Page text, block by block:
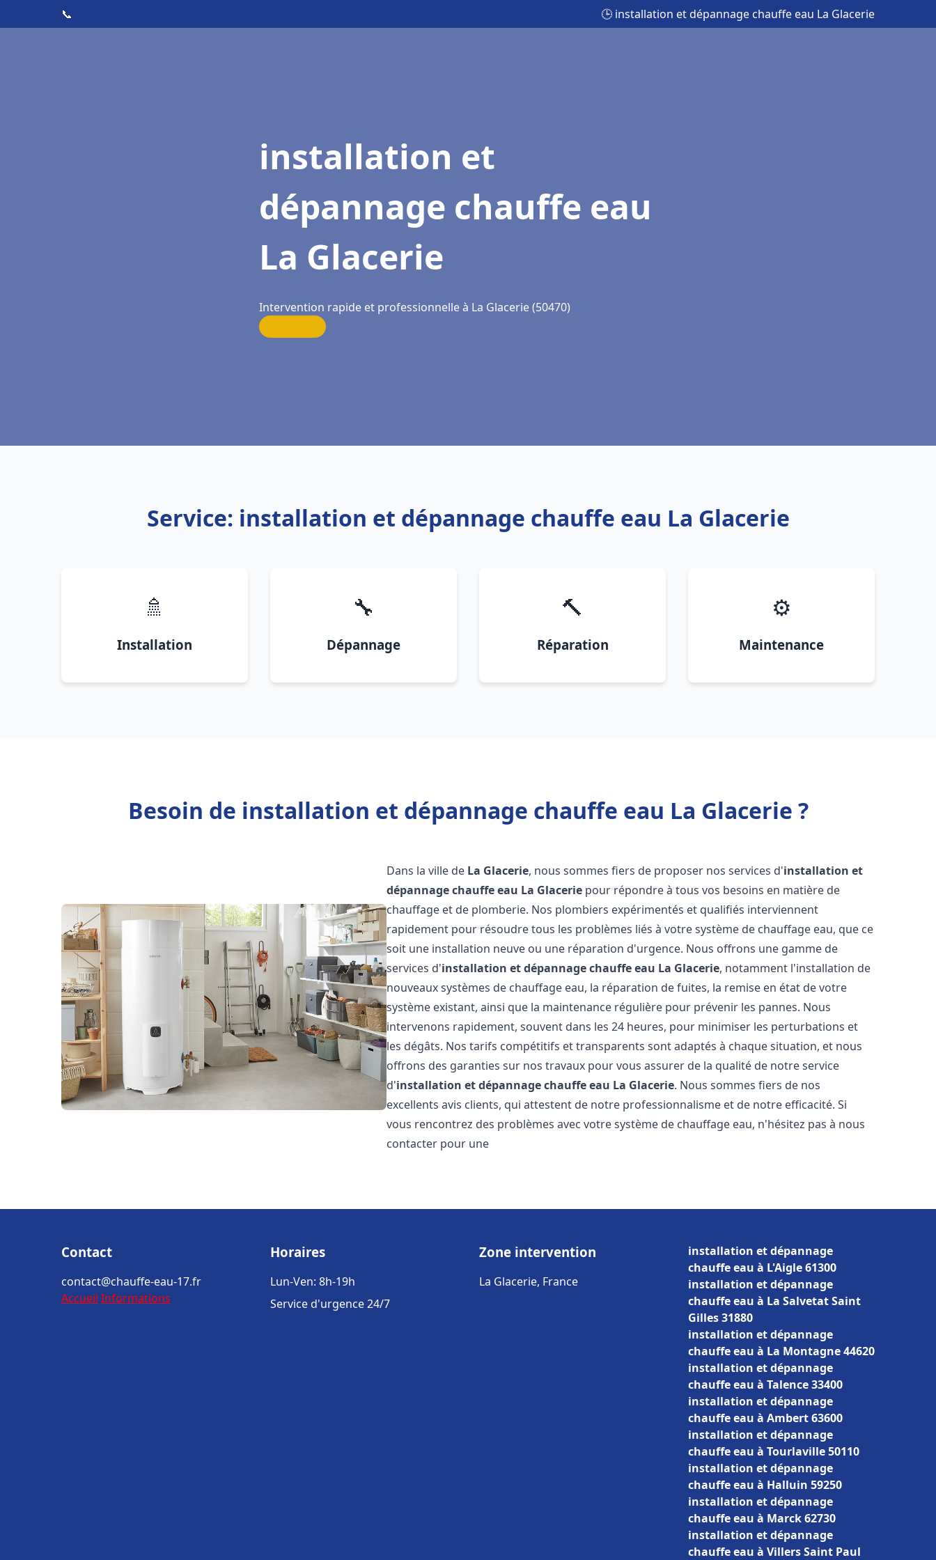
📞 🕒 installation et dépannage chauffe eau La Glacerie
installation et
dépannage chauffe eau
La Glacerie
Intervention rapide et professionnelle à La Glacerie (50470)
Service: installation et dépannage chauffe eau La Glacerie
🚿
Installation
🔧
Dépannage
🔨
Réparation
⚙️
Maintenance
Besoin de installation et dépannage chauffe eau La Glacerie ?
Dans la ville de La Glacerie, nous sommes fiers de proposer nos services d'installation et
dépannage chauffe eau La Glacerie pour répondre à tous vos besoins en matière de
chauffage et de plomberie. Nos plombiers expérimentés et qualifiés interviennent
rapidement pour résoudre tous les problèmes liés à votre système de chauffage eau, que ce
soit une installation neuve ou une réparation d'urgence. Nous offrons une gamme de
services d'installation et dépannage chauffe eau La Glacerie, notamment l'installation de
nouveaux systèmes de chauffage eau, la réparation de fuites, la remise en état de votre
système existant, ainsi que la maintenance régulière pour prévenir les pannes. Nous
intervenons rapidement, souvent dans les 24 heures, pour minimiser les perturbations et
les dégâts. Nos tarifs compétitifs et transparents sont adaptés à chaque situation, et nous
offrons des garanties sur nos travaux pour vous assurer de la qualité de notre service
d'installation et dépannage chauffe eau La Glacerie. Nous sommes fiers de nos
excellents avis clients, qui attestent de notre professionnalisme et de notre efficacité. Si
vous rencontrez des problèmes avec votre système de chauffage eau, n'hésitez pas à nous
contacter pour une
Contact
contact@chauffe-eau-17.fr
Accueil Informations
Horaires
Lun-Ven: 8h-19h
Service d'urgence 24/7
Zone intervention
La Glacerie, France
installation et dépannage
chauffe eau à L'Aigle 61300
installation et dépannage
chauffe eau à La Salvetat Saint
Gilles 31880
installation et dépannage
chauffe eau à La Montagne 44620
installation et dépannage
chauffe eau à Talence 33400
installation et dépannage
chauffe eau à Ambert 63600
installation et dépannage
chauffe eau à Tourlaville 50110
installation et dépannage
chauffe eau à Halluin 59250
installation et dépannage
chauffe eau à Marck 62730
installation et dépannage
chauffe eau à Villers Saint Paul